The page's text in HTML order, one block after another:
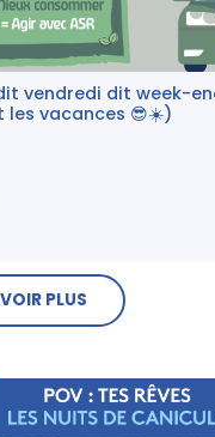
vendredi dit week-
les vacances 😎☀️)
PLUS